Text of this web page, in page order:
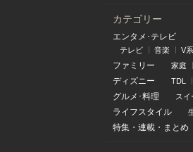
カテゴリー
エンタメ･テレビ
テレビ 音楽 V系
ファミリー 家庭
ディズニー TDL
グルメ･料理 スイ
ライフスタイル
特集 ・ 連載 ・ まとめ